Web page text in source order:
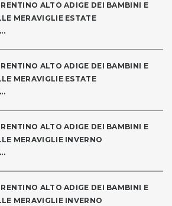
ALTO ADIGE DEI BAMBINI E
MERAVIGLIE ESTATE
ALTO ADIGE DEI BAMBINI E
MERAVIGLIE ESTATE
ALTO ADIGE DEI BAMBINI E
MERAVIGLIE INVERNO
ALTO ADIGE DEI BAMBINI E
MERAVIGLIE INVERNO